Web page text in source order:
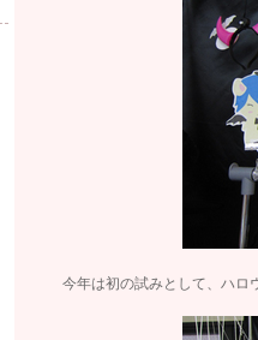
今年は初の試みとして、ハ